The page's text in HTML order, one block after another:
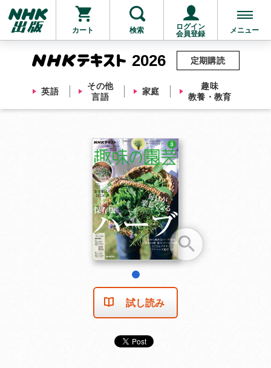
カート 検索
ログイン
会員登録
メニュー
2026
英語
その他
言語
家庭
趣味
教養・教育
定期購読
他にも商品を買う
試し読み